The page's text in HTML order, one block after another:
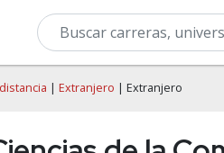
| Extranjero | Extranjero